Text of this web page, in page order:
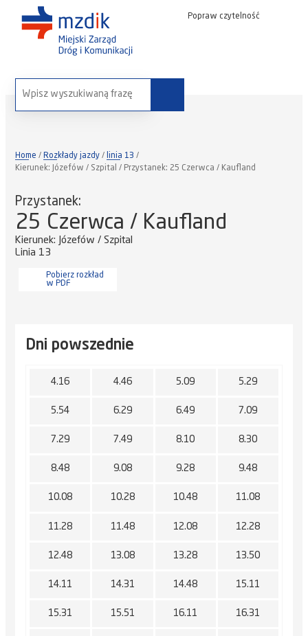
Popraw czytelność
wyszukaj na stronie:
Home Rozkłady jazdy
linia 13
Kierunek: Józefów / Szpital / Przystanek: 25 Czerwca / Kaufland
Przystanek:
25 Czerwca / Kaufland
Kierunek: Józefów / Szpital
Linia 13
Pobierz rozkład
w PDF
Dni powszednie
4.16 4.46 5.09 5.29
5.54 6.29 6.49 7.09
7.29 7.49 8.10 8.30
8.48 9.08 9.28 9.48
10.08 10.28 10.48 11.08
11.28 11.48 12.08 12.28
12.48 13.08 13.28 13.50
14.11 14.31 14.48 15.11
15.31 15.51 16.11 16.31